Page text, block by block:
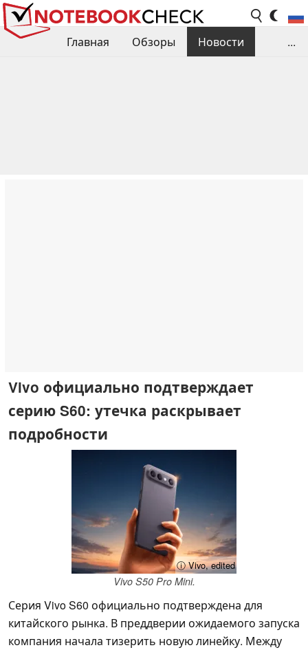
Главная Обзоры
Новости
...
Vivo официально подтверждает
серию S60: утечка раскрывает
подробности
ⓘ Vivo, edited
Vivo S50 Pro Mini.
Серия Vivo S60 официально подтверждена для
китайского рынка. В преддверии ожидаемого запуска
компания начала тизерить новую линейку. Между